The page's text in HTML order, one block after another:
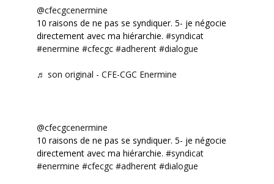
@cfecgcenermine
10 raisons de ne pas se syndiquer. 5- je négocie
directement avec ma hiérarchie. #syndicat
#enermine #cfecgc #adherent #dialogue
♬ son original - CFE-CGC Enermine
@cfecgcenermine
10 raisons de ne pas se syndiquer. 5- je négocie
directement avec ma hiérarchie. #syndicat
#enermine #cfecgc #adherent #dialogue